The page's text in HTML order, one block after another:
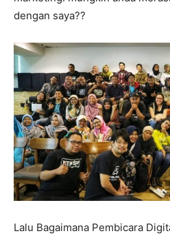
dengan saya??
Lalu Bagaimana Pembicara